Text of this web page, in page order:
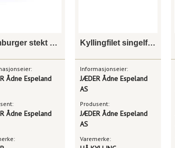
Hamburger stekt 115g
Ådne Espeland
Ådne Espeland
Kyllingfilet singelfryst
Informasjonseier:
JÆDER Ådne Espeland
AS
Produsent:
JÆDER Ådne Espeland
AS
Varemerke: